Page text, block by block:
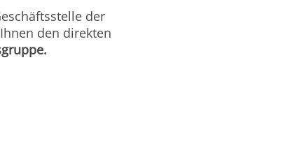
der
den direkten